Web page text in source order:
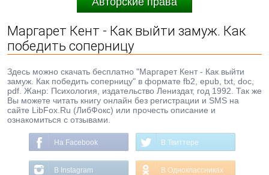
Маргарет Кент - Как выйти замуж. Как
победить соперницу
Здесь можно скачать бесплатно "Маргарет Кент - Как выйти
замуж. Как победить соперницу" в формате fb2, epub, txt, doc,
pdf. Жанр: Психология, издательство Лениздат, год 1992. Так же
Вы можете читать книгу онлайн без регистрации и SMS на
сайте LibFox.Ru (ЛибФокс) или прочесть описание и
ознакомиться с отзывами.
На Facebook В Твиттере
В Instagram В Одноклассниках